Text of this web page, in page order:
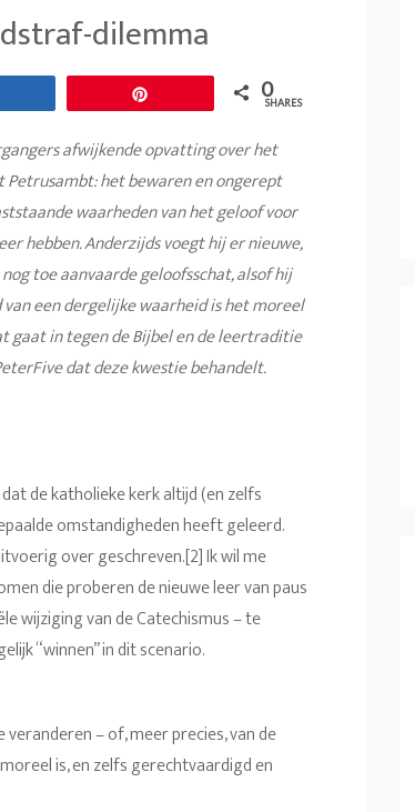
dilemma
0
SHARES
afwijkende opvatting over het
Petrusambt: het bewaren en ongerept
waarheden vanhet geloof voor
hebben. Anderzijds voegt hij er nieuwe,
toe aanvaarde geloofsschat, alsof hij
een dergelijke waarheid is het moreel
gaat in tegen de Bijbel en de leertraditie
dat deze kwestie behandelt.
de katholieke kerk altijd (en zelfs
omstandigheden heeft geleerd.
over geschreven.[2] Ik wil me
die proberen de nieuwe leer van paus
wijziging van de Catechismus – te
“winnen” in dit scenario.
– of, meer precies, van de
is, en zelfs gerechtvaardigd en